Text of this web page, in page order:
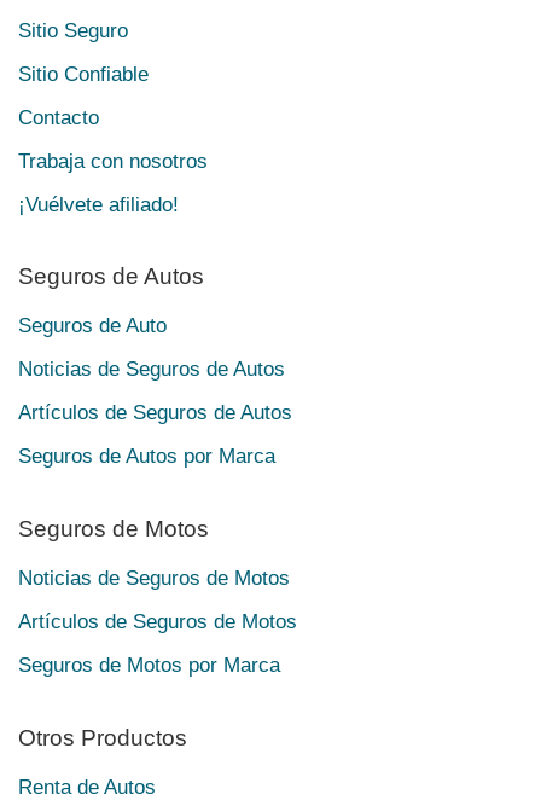
Sitio Seguro
Sitio Confiable
Contacto
Trabaja con nosotros
¡Vuélvete afiliado!
Seguros de Autos
Seguros de Auto
Noticias de Seguros de Autos
Artículos de Seguros de Autos
Seguros de Autos por Marca
Seguros de Motos
Noticias de Seguros de Motos
Artículos de Seguros de Motos
Seguros de Motos por Marca
Otros Productos
Renta de Autos